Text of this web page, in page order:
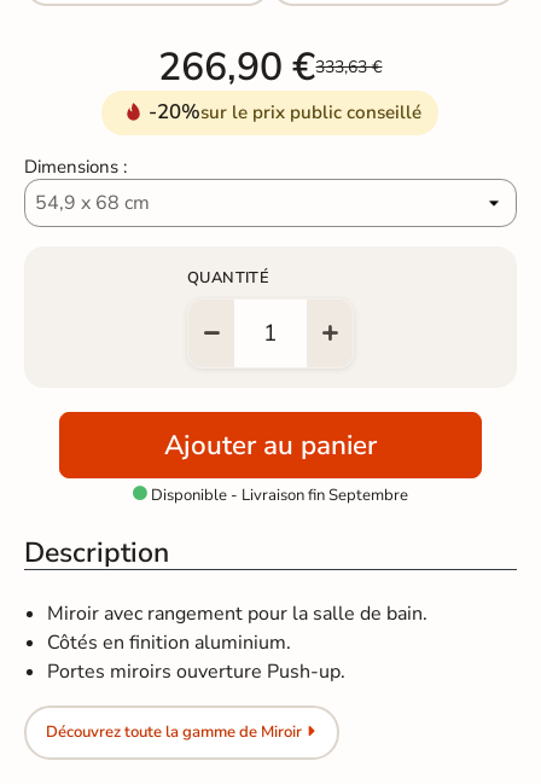
266,90 €333,63 €
-20%sur le prix public conseillé
Dimensions :
QUANTITÉ
Ajouter au panier
 Disponible - Livraison fin Septembre
Description
Miroir avec rangement pour la salle de bain.
Côtés en finition aluminium.
Portes miroirs ouverture Push-up.
Découvrez toute la gamme de Miroir